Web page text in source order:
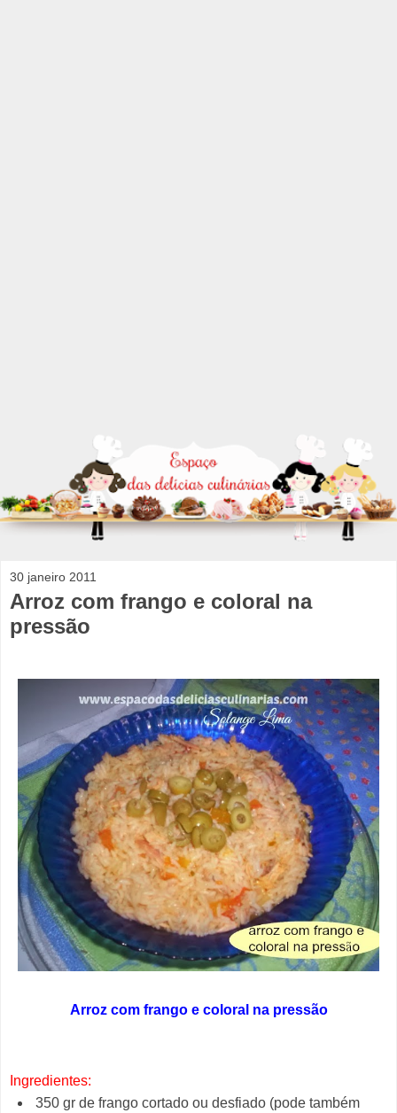
30 janeiro 2011
Arroz com frango e coloral na
pressão
Arroz com frango e coloral na pressão
Ingredientes:
350 gr de frango cortado ou desfiado (pode também